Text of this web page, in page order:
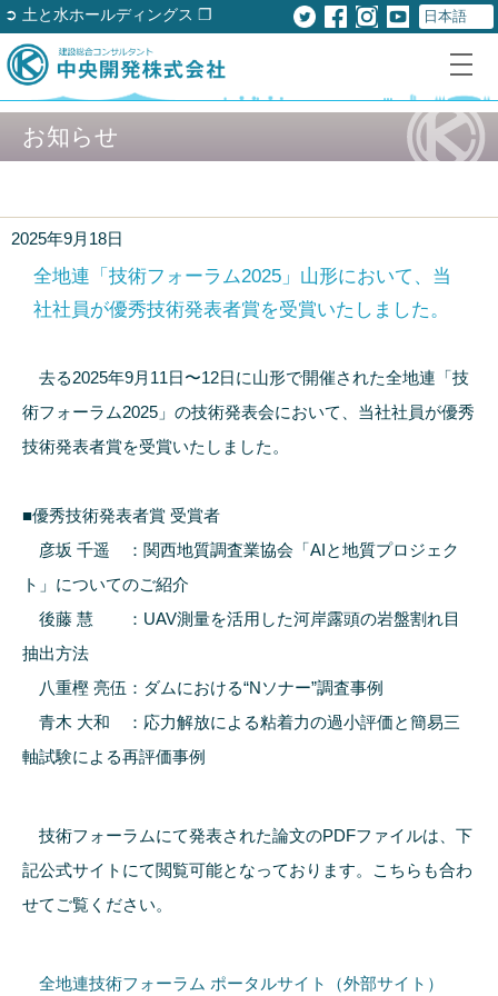
➲ 土と水ホールディングス ❐
お知らせ
2025年9月18日
全地連「技術フォーラム2025」山形において、当
社社員が優秀技術発表者賞を受賞いたしました。
去る2025年9月11日〜12日に山形で開催された全地連「技
術フォーラム2025」の技術発表会において、当社社員が優秀
技術発表者賞を受賞いたしました。
■優秀技術発表者賞 受賞者
彦坂 千遥 ：関西地質調査業協会「AIと地質プロジェク
ト」についてのご紹介
後藤 慧 ：UAV測量を活用した河岸露頭の岩盤割れ目
抽出方法
八重樫 亮伍：ダムにおける“Nソナー”調査事例
青木 大和 ：応力解放による粘着力の過小評価と簡易三
軸試験による再評価事例
技術フォーラムにて発表された論文のPDFファイルは、下
記公式サイトにて閲覧可能となっております。こちらも合わ
せてご覧ください。
全地連技術フォーラム ポータルサイト（外部サイト）